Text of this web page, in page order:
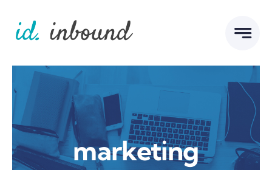
content
marketing